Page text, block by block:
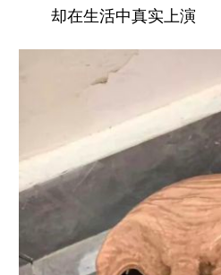
却在生活中真实上演